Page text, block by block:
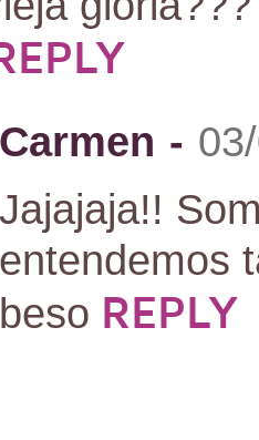
Carmen -
Jajajaja!!
entendemos
beso REPLY